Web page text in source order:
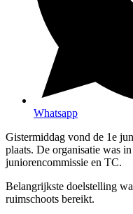
Whatsapp
Gistermiddag vond de 1e
plaats. De organisatie was
juniorencommissie en TC.
Belangrijkste doelstelling
ruimschoots bereikt.